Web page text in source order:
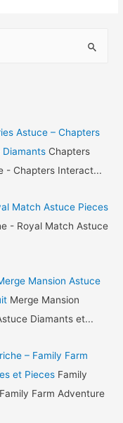
Astuce – Chapters
Chapters
- Chapters Interact...
Match Astuce Pieces
- Royal Match Astuce
Mansion Astuce
Merge Mansion
Diamants et...
– Family Farm
et Pieces Family
Farm Adventure